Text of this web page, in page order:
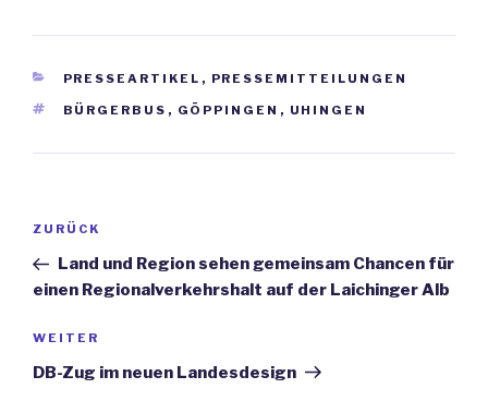
KATEGORIEN
PRESSEARTIKEL , PRESSEMITTEILUNGEN
SCHLAGWÖRTER
BÜRGERBUS , GÖPPINGEN , UHINGEN
Beitrags-
Vorheriger
Beitrag
ZURÜCK
Land und Region sehen gemeinsam Chancen für
einen Regionalverkehrshalt auf der Laichinger Alb
Nächster
Beitrag
WEITER
DB-Zug im neuen Landesdesign